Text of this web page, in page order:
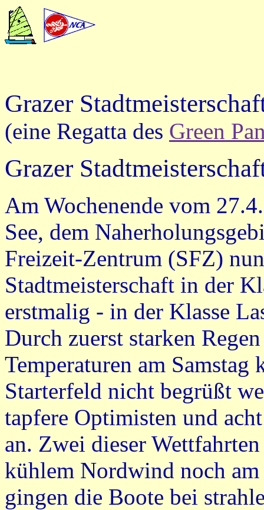
Grazer
(eine Regatta des Green
Grazer
Am Wochenende vom
See, dem
Freizeit-Zentrum (SFZ)
Stadtmeisterschaft in der
erstmalig - in der Klasse
Durch zuerst starken
Temperaturen am Samstag
Starterfeld nicht begrüßt
tapfere Optimisten und
an. Zwei dieser
kühlem Nordwind noch am
gingen die Boote bei